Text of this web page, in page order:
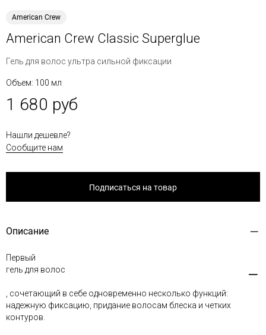
American Crew
American Crew Classic Superglue
Гель для волос ультра сильной фиксации
Объем: 100 мл
1 680 руб
Нашли дешевле?
Сообщите нам
Подписаться на товар
Описание
Первый
гель для волос
, сочетающий в себе одновременно несколько функций:
надежную фиксацию, придание волосам блеска и четких
контуров.